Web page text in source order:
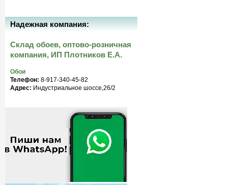
Надежная компания:
Склад обоев, оптово-розничная
компания, ИП Плотников Е.А.
Обои
Телефон: 8-917-340-45-82
Адрес: Индустриальное шоссе,26/2